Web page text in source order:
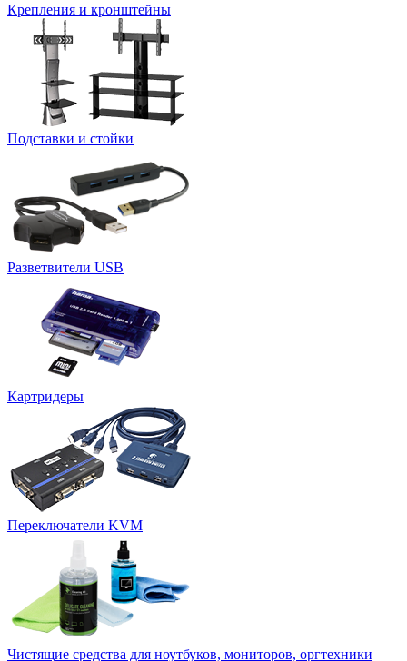
Крепления и кронштейны
Подставки и стойки
Разветвители USB
Картридеры
Переключатели KVM
Чистящие средства для ноутбуков, мониторов, оргтехники